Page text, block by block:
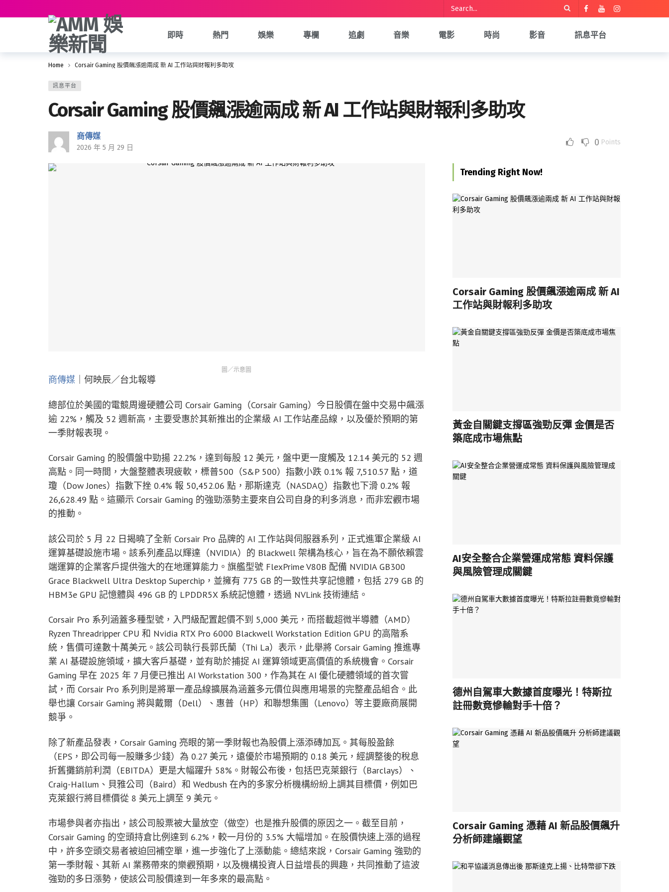
即時 熱門 娛樂 專欄 追劇 音樂 電影 時尚 影音 訊息平台
Home Corsair Gaming 股價飆漲逾兩成 新 AI 工作站與財報利多助攻
訊息平台
Corsair Gaming 股價飆漲逾兩成 新 AI 工作站與財報利多助攻
商傳媒
2026 年 5 月 29 日 0 Points
圖／示意圖
商傳媒 ｜何映辰／台北報導
總部位於美國的電競周邊硬體公司 Corsair Gaming（Corsair Gaming）今日股價在盤中交易中飆漲
逾 22%，觸及 52 週新高，主要受惠於其新推出的企業級 AI 工作站產品線，以及優於預期的第
一季財報表現。
Corsair Gaming 的股價盤中勁揚 22.2%，達到每股 12 美元，盤中更一度觸及 12.14 美元的 52 週
高點。同一時間，大盤整體表現疲軟，標普500（S&P 500）指數小跌 0.1% 報 7,510.57 點，道
瓊（Dow Jones）指數下挫 0.4% 報 50,452.06 點，那斯達克（NASDAQ）指數也下滑 0.2% 報
26,628.49 點。這顯示 Corsair Gaming 的強勁漲勢主要來自公司自身的利多消息，而非宏觀市場
的推動。
該公司於 5 月 22 日揭曉了全新 Corsair Pro 品牌的 AI 工作站與伺服器系列，正式進軍企業級 AI
運算基礎設施市場。該系列產品以輝達（NVIDIA）的 Blackwell 架構為核心，旨在為不願依賴雲
端運算的企業客戶提供強大的在地運算能力。旗艦型號 FlexPrime V80B 配備 NVIDIA GB300
Grace Blackwell Ultra Desktop Superchip，並擁有 775 GB 的一致性共享記憶體，包括 279 GB 的
HBM3e GPU 記憶體與 496 GB 的 LPDDR5X 系統記憶體，透過 NVLink 技術連結。
Corsair Pro 系列涵蓋多種型號，入門級配置起價不到 5,000 美元，而搭載超微半導體（AMD）
Ryzen Threadripper CPU 和 Nvidia RTX Pro 6000 Blackwell Workstation Edition GPU 的高階系
統，售價可達數十萬美元。該公司執行長郭氏蘭（Thi La）表示，此舉將 Corsair Gaming 推進專
業 AI 基礎設施領域，擴大客戶基礎，並有助於捕捉 AI 運算領域更高價值的系統機會。Corsair
Gaming 早在 2025 年 7 月便已推出 AI Workstation 300，作為其在 AI 優化硬體領域的首次嘗
試，而 Corsair Pro 系列則是將單一產品線擴展為涵蓋多元價位與應用場景的完整產品組合。此
舉也讓 Corsair Gaming 將與戴爾（Dell）、惠普（HP）和聯想集團（Lenovo）等主要廠商展開
競爭。
除了新產品發表，Corsair Gaming 亮眼的第一季財報也為股價上漲添磚加瓦。其每股盈餘
（EPS，即公司每一股賺多少錢）為 0.27 美元，遠優於市場預期的 0.18 美元，經調整後的稅息
折舊攤銷前利潤（EBITDA）更是大幅躍升 58%。財報公布後，包括巴克萊銀行（Barclays）、
Craig-Hallum、貝雅公司（Baird）和 Wedbush 在內的多家分析機構紛紛上調其目標價，例如巴
克萊銀行將目標價從 8 美元上調至 9 美元。
市場參與者亦指出，該公司股票被大量放空（做空）也是推升股價的原因之一。截至目前，
Corsair Gaming 的空頭持倉比例達到 6.2%，較一月份的 3.5% 大幅增加。在股價快速上漲的過程
中，許多空頭交易者被迫回補空單，進一步強化了上漲動能。總結來說，Corsair Gaming 強勁的
第一季財報、其新 AI 業務帶來的樂觀預期，以及機構投資人日益增長的興趣，共同推動了這波
強勁的多日漲勢，使該公司股價達到一年多來的最高點。
Trending Right Now!
Corsair Gaming 股價飆漲逾兩成 新 AI
工作站與財報利多助攻
黃金自關鍵支撐區強勁反彈 金價是否
築底成市場焦點
AI安全整合企業營運成常態 資料保護
與風險管理成關鍵
德州自駕車大數據首度曝光！特斯拉
註冊數竟慘輸對手十倍？
Corsair Gaming 憑藉 AI 新品股價飆升
分析師建議觀望